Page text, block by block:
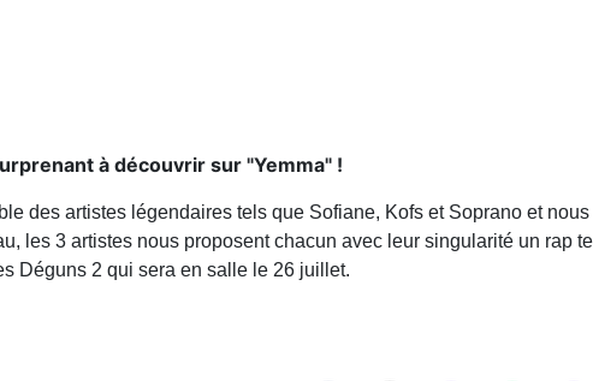
à découvrir sur "Yemma" !
des artistes légendaires tels que Sofiane, Kofs et Soprano et
les 3 artistes nous proposent chacun avec leur singularité un rap
Déguns 2 qui sera en salle le 26 juillet.